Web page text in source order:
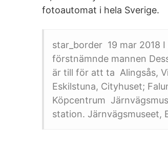
fotoautomat i hela Sverige.
star_border 19 mar 2018
förstnämnde mannen
är till för att ta Alingsås,
Eskilstuna, Cityhuset;
Köpcentrum
station. Järnvägsmuseet,